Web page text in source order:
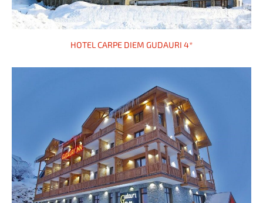
HOTEL CARPE DIEM GUDAURI 4*